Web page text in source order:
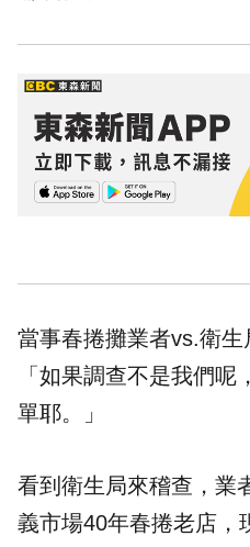
當事春捲攤業者vs.衛生
「如果調查不是我們
單耶。」
看到衛生局來稽查，業
義市場40年春捲老店，